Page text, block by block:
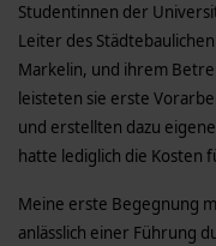
Studentinnen der
Leiter des
Markelin, und ihrem
leisteten sie erste
und erstellten dazu
hatte lediglich die Kosten
Meine erste Begegnung
anlässlich einer Führung